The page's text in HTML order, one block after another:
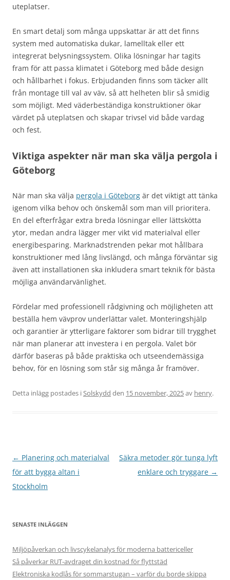
uteplatser.
En smart detalj som många uppskattar är att det finns
system med automatiska dukar, lamelltak eller ett
integrerat belysningssystem. Olika lösningar har tagits
fram för att passa klimatet i Göteborg med både design
och hållbarhet i fokus. Erbjudanden finns som täcker allt
från montage till val av väv, så att helheten blir så smidig
som möjligt. Med väderbeständiga konstruktioner ökar
värdet på uteplatsen och skapar trivsel vid både vardag
och fest.
Viktiga aspekter när man ska välja pergola i
Göteborg
När man ska välja pergola i Göteborg är det viktigt att tänka
igenom vilka behov och önskemål som man vill prioritera.
En del efterfrågar extra breda lösningar eller lättskötta
ytor, medan andra lägger mer vikt vid materialval eller
energibesparing. Marknadstrenden pekar mot hållbara
konstruktioner med lång livslängd, och många förväntar sig
även att installationen ska inkludera smart teknik för bästa
möjliga användarvänlighet.
Fördelar med professionell rådgivning och möjligheten att
beställa hem vävprov underlättar valet. Monteringshjälp
och garantier är ytterligare faktorer som bidrar till trygghet
när man planerar att investera i en pergola. Valet bör
därför baseras på både praktiska och utseendemässiga
behov, för en lösning som står sig många år framöver.
Detta inlägg postades iSolskydd den 15 november, 2025av henry.
Inläggsnavigering
← Planering och materialval
för att bygga altan i
Stockholm
Säkra metoder gör tunga lyft
enklare och tryggare →
SENASTE INLÄGGEN
Miljöpåverkan och livscykelanalys för moderna battericeller
Så påverkar RUT-avdraget din kostnad för flyttstäd
Elektroniska kodlås för sommarstugan – varför du borde skippa